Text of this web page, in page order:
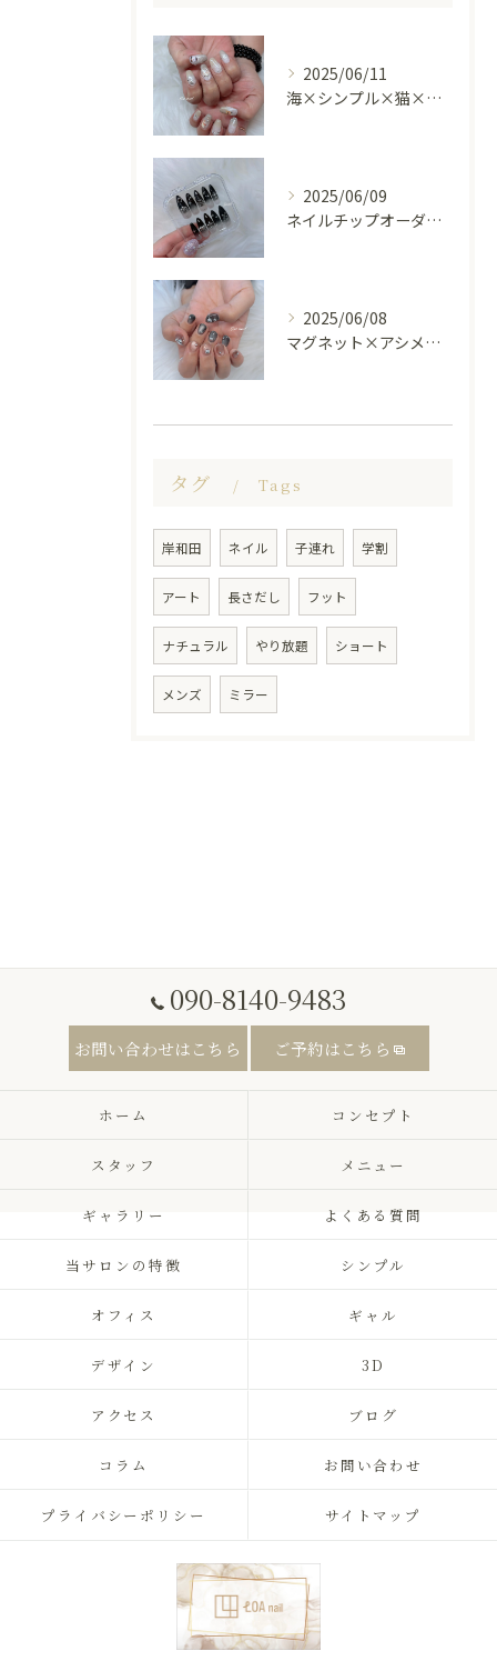
2025/06/11
海×シンプル×猫×上品 nail🐈🐚✨
2025/06/09
ネイルチップオーダー受け付けてます😊🤍
2025/06/08
マグネット×アシメシルバー nail🤍🩶
タグ Tags
岸和田 ネイル 子連れ 学割
アート 長さだし フット
ナチュラル やり放題 ショート
メンズ ミラー
090-8140-9483
お問い合わせはこちら ご予約はこちら
ホーム コンセプト
スタッフ メニュー
ギャラリー よくある質問
当サロンの特徴 シンプル
オフィス ギャル
デザイン 3D
アクセス ブログ
コラム お問い合わせ
プライバシーポリシー サイトマップ